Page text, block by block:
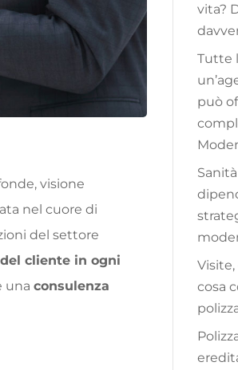
visione
nel cuore di
del settore
cliente in ogni
unaconsulenza
vita?
Tutte
può
cosa